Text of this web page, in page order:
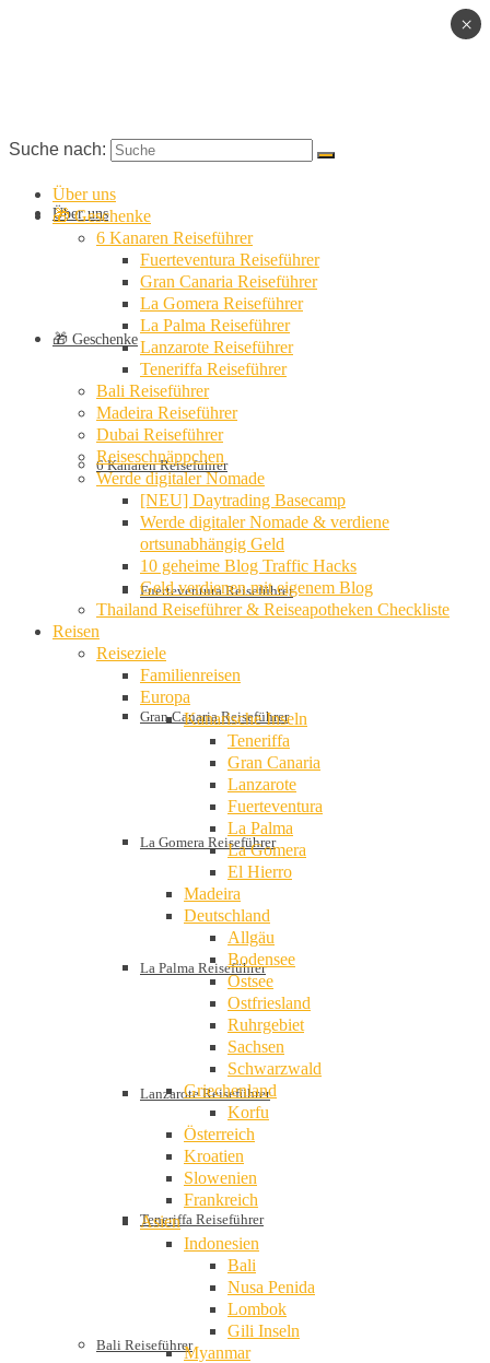
Über uns
🎁 Geschenke
6 Kanaren Reiseführer
Fuerteventura Reiseführer
Gran Canaria Reiseführer
La Gomera Reiseführer
La Palma Reiseführer
Lanzarote Reiseführer
Teneriffa Reiseführer
Bali Reiseführer
Suche nach:
Über uns
🎁 Geschenke
6 Kanaren Reiseführer
Fuerteventura Reiseführer
Gran Canaria Reiseführer
La Gomera Reiseführer
La Palma Reiseführer
Lanzarote Reiseführer
Teneriffa Reiseführer
Bali Reiseführer
Madeira Reiseführer
Dubai Reiseführer
Reiseschnäppchen
Werde digitaler Nomade
[NEU] Daytrading Basecamp
Werde digitaler Nomade & verdiene
ortsunabhängig Geld
10 geheime Blog Traffic Hacks
Geld verdienen mit eigenem Blog
Thailand Reiseführer & Reiseapotheken Checkliste
Reisen
Reiseziele
Familienreisen
Europa
Kanarische Inseln
Teneriffa
Gran Canaria
Lanzarote
Fuerteventura
La Palma
La Gomera
El Hierro
Madeira
Deutschland
Allgäu
Bodensee
Ostsee
Ostfriesland
Ruhrgebiet
Sachsen
Schwarzwald
Griechenland
Korfu
Österreich
Kroatien
Slowenien
Frankreich
Asien
Indonesien
Bali
Nusa Penida
Lombok
Gili Inseln
Myanmar
×